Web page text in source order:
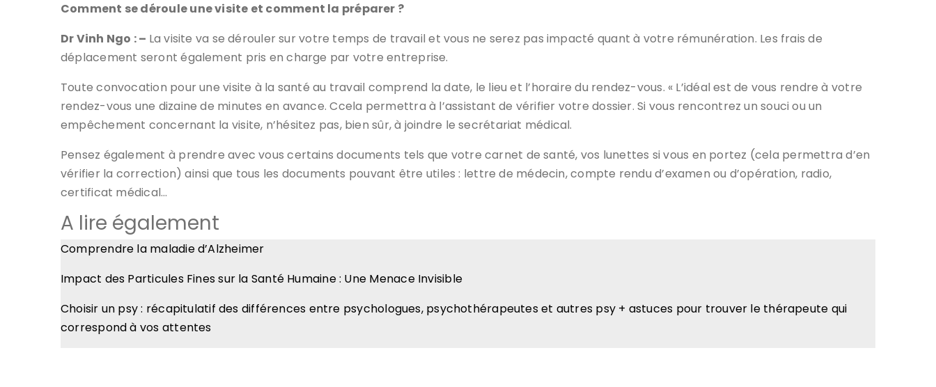
Comment se déroule une visite et comment la préparer ?
Dr Vinh Ngo : – La visite va se dérouler sur votre temps de travail et vous ne serez pas impacté quant à votre rémunération. Les frais de
déplacement seront également pris en charge par votre entreprise.
Toute convocation pour une visite à la santé au travail comprend la date, le lieu et l’horaire du rendez-vous. « L’idéal est de vous rendre à votre
rendez-vous une dizaine de minutes en avance. Ccela permettra à l’assistant de vérifier votre dossier. Si vous rencontrez un souci ou un
empêchement concernant la visite, n’hésitez pas, bien sûr, à joindre le secrétariat médical.
Pensez également à prendre avec vous certains documents tels que votre carnet de santé, vos lunettes si vous en portez (cela permettra d’en
vérifier la correction) ainsi que tous les documents pouvant être utiles : lettre de médecin, compte rendu d’examen ou d’opération, radio,
certificat médical…
A lire également
Comprendre la maladie d’Alzheimer
Impact des Particules Fines sur la Santé Humaine : Une Menace Invisible
Choisir un psy : récapitulatif des différences entre psychologues, psychothérapeutes et autres psy + astuces pour trouver le thérapeute qui
correspond à vos attentes